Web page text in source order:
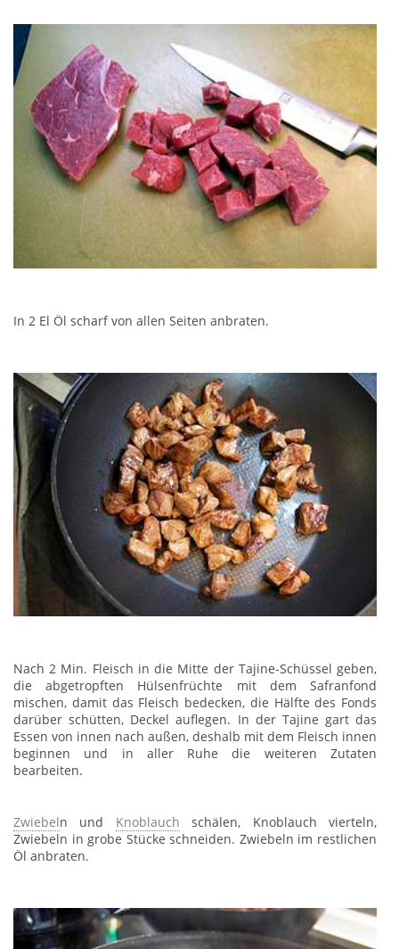
In 2 El Öl scharf von allen Seiten anbraten.
Nach 2 Min. Fleisch in die Mitte der Tajine-Schüssel geben,
die abgetropften Hülsenfrüchte mit dem Safranfond
mischen, damit das Fleisch bedecken, die Hälfte des Fonds
darüber schütten, Deckel auflegen. In der Tajine gart das
Essen von innen nach außen, deshalb mit dem Fleisch innen
beginnen und in aller Ruhe die weiteren Zutaten
bearbeiten.
Zwiebeln und Knoblauch schälen, Knoblauch vierteln,
Zwiebeln in grobe Stücke schneiden. Zwiebeln im restlichen
Öl anbraten.